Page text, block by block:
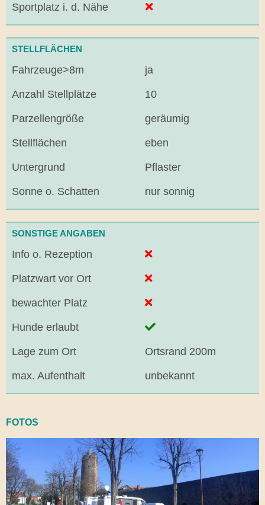
Sportplatz i. d. Nähe
STELLFLÄCHEN
Fahrzeuge>8m ja
Anzahl Stellplätze 10
Parzellengröße geräumig
Stellflächen eben
Untergrund Pflaster
Sonne o. Schatten nur sonnig
SONSTIGE ANGABEN
Info o. Rezeption
Platzwart vor Ort
bewachter Platz
Hunde erlaubt
Lage zum Ort Ortsrand 200m
max. Aufenthalt unbekannt
FOTOS